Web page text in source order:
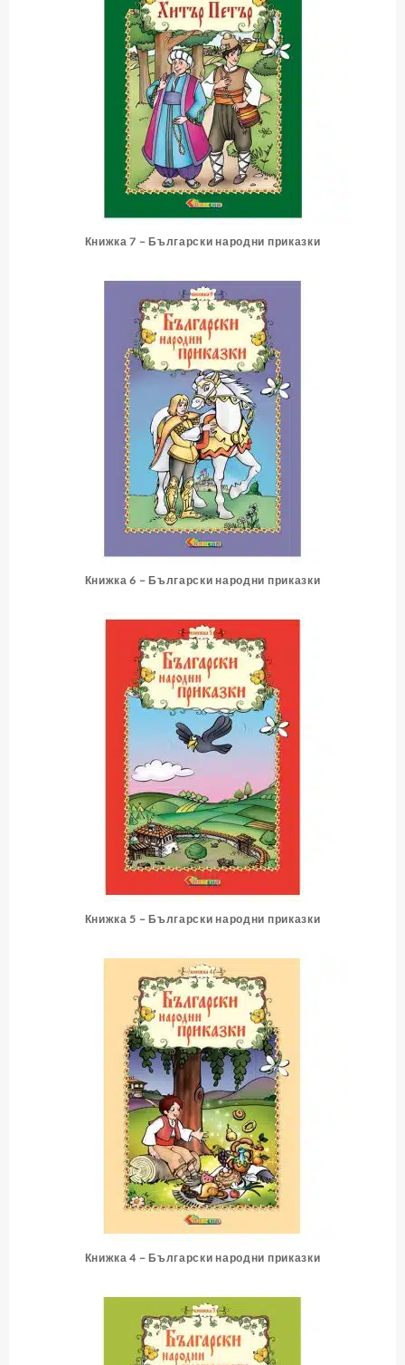
Книжка 7 – Български народни приказки
Книжка 6 – Български народни приказки
Книжка 5 – Български народни приказки
Книжка 4 – Български народни приказки